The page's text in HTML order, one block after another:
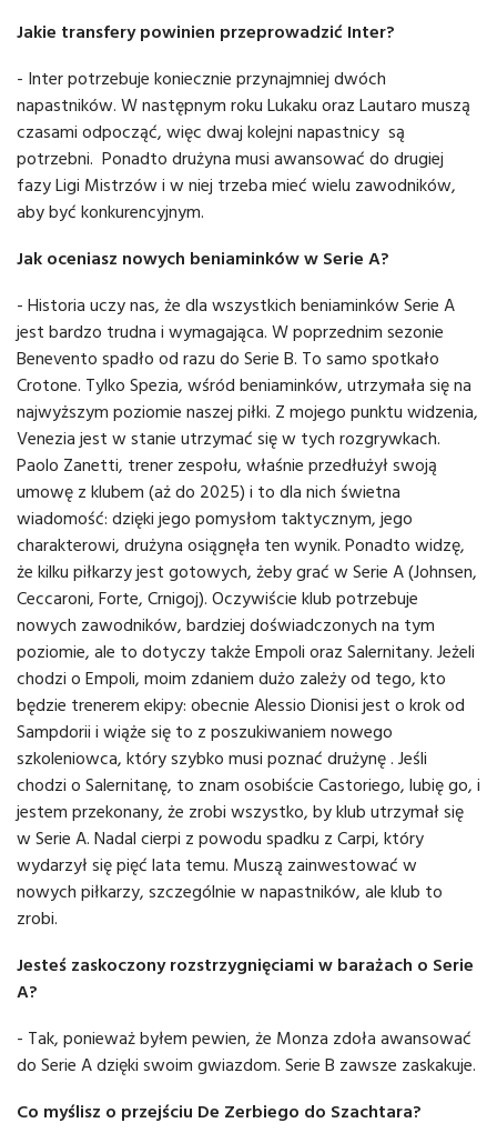
Jakie transfery powinien przeprowadzić Inter?
- Inter potrzebuje koniecznie przynajmniej dwóch
napastników. W następnym roku Lukaku oraz Lautaro muszą
czasami odpocząć, więc dwaj kolejni napastnicy są
potrzebni. Ponadto drużyna musi awansować do drugiej
fazy Ligi Mistrzów i w niej trzeba mieć wielu zawodników,
aby być konkurencyjnym.
Jak oceniasz nowych beniaminków w Serie A?
- Historia uczy nas, że dla wszystkich beniaminków Serie A
jest bardzo trudna i wymagająca. W poprzednim sezonie
Benevento spadło od razu do Serie B. To samo spotkało
Crotone. Tylko Spezia, wśród beniaminków, utrzymała się na
najwyższym poziomie naszej piłki. Z mojego punktu widzenia,
Venezia jest w stanie utrzymać się w tych rozgrywkach.
Paolo Zanetti, trener zespołu, właśnie przedłużył swoją
umowę z klubem (aż do 2025) i to dla nich świetna
wiadomość: dzięki jego pomysłom taktycznym, jego
charakterowi, drużyna osiągnęła ten wynik. Ponadto widzę,
że kilku piłkarzy jest gotowych, żeby grać w Serie A (Johnsen,
Ceccaroni, Forte, Crnigoj). Oczywiście klub potrzebuje
nowych zawodników, bardziej doświadczonych na tym
poziomie, ale to dotyczy także Empoli oraz Salernitany. Jeżeli
chodzi o Empoli, moim zdaniem dużo zależy od tego, kto
będzie trenerem ekipy: obecnie Alessio Dionisi jest o krok od
Sampdorii i wiąże się to z poszukiwaniem nowego
szkoleniowca, który szybko musi poznać drużynę . Jeśli
chodzi o Salernitanę, to znam osobiście Castoriego, lubię go, i
jestem przekonany, że zrobi wszystko, by klub utrzymał się
w Serie A. Nadal cierpi z powodu spadku z Carpi, który
wydarzył się pięć lata temu. Muszą zainwestować w
nowych piłkarzy, szczególnie w napastników, ale klub to
zrobi.
Jesteś zaskoczony rozstrzygnięciami w barażach o Serie
A?
- Tak, ponieważ byłem pewien, że Monza zdoła awansować
do Serie A dzięki swoim gwiazdom. Serie B zawsze zaskakuje.
Co myślisz o przejściu De Zerbiego do Szachtara?